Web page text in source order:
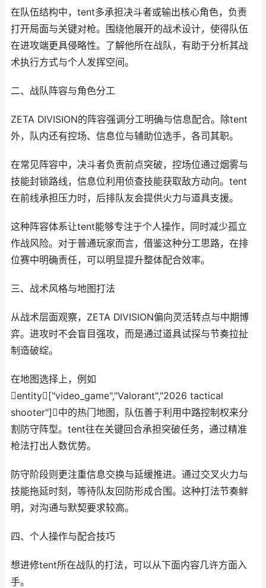
在队伍结构中，tent多承担决斗者或输出核心角色，负责
打开局面与关键对枪。围绕他展开的战术设计，使得队伍
在进攻端更具侵略性。了解他所在战队，有助于分析其战
术执行方式与个人发挥空间。
二、战队阵容与角色分工
ZETA DIVISION的阵容强调分工明确与信息配合。除tent
外，队内还有控场、信息位与辅助位选手，各司其职。
在常见阵容中，决斗者负责前点突破，控场位通过烟雾与
技能封锁路线，信息位利用侦查技能获取敌方动向。tent
在前线承担压力时，后排队友会提供火力与道具支援。
这种阵容体系让tent能够专注于个人操作，同时减少孤立
作战风险。对于普通玩家而言，借鉴这种分工思路，在排
位赛中明确责任，可以明显提升整体配合效率。
三、战术风格与地图打法
从战术层面观察，ZETA DIVISION偏向灵活转点与中期博
弈。进攻时不会盲目强攻，而是通过道具试探与节奏拉扯
制造破绽。
在地图选择上，例如
entity["video_game","Valorant","2026 tactical
shooter"]中的热门地图，队伍善于利用中路控制权来分
割防守阵型。tent往在关键回合承担突破任务，通过精准
枪法打出人数优势。
防守阶段则更注重信息交换与延缓推进。通过交叉火力与
技能拖延时刻，等待队友回防形成合围。这种打法节奏鲜
明，对沟通与默契要求较高。
四、个人操作与配合技巧
想进修tent所在战队的打法，可以从下面内容几许方面入
手。